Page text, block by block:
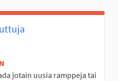
jotain uusia ramppeja tai